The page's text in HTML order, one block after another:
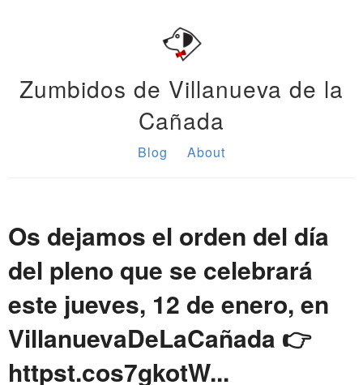
Zumbidos de Villanueva de la
Cañada
Blog About
Os dejamos el orden del día
del pleno que se celebrará
este jueves, 12 de enero, en
VillanuevaDeLaCañada 👉
httpst.cos7gkotW...